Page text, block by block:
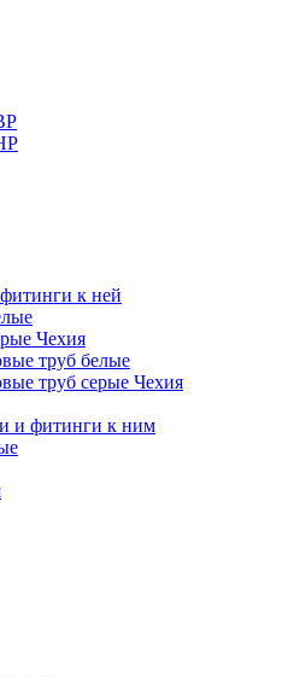
к ней
Чехия
труб белые
труб серые Чехия
и фитинги к ним